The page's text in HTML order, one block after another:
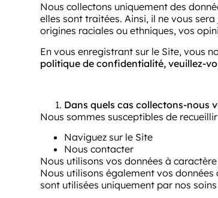
Nous collectons uniquement des
elles sont traitées. Ainsi, il ne vous
origines raciales ou ethniques, vos
En vous enregistrant sur le Site, vous
politique de confidentialité, veuillez-
Dans quels cas collectons-nous
Nous sommes susceptibles de
Naviguez sur le Site
Nous contacter
Nous utilisons vos données à
Nous utilisons également vos
sont utilisées uniquement par nos